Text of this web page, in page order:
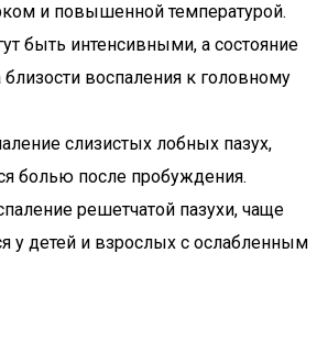
и повышенной температурой.
быть интенсивными, а состояние
воспаления к головному
слизистых лобных пазух,
болью после пробуждения.
решетчатой пазухи, чаще
у детей и взрослых с ослабленным